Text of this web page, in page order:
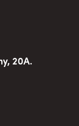
20A.